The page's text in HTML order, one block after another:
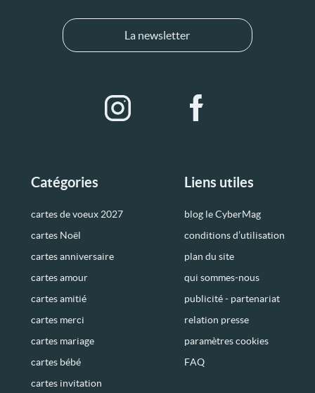
Catégories
cartes de voeux 2027
cartes Noël
cartes anniversaire
cartes amour
cartes amitié
cartes merci
cartes mariage
cartes bébé
cartes invitation
Liens utiles
blog le CyberMag
conditions d’utilisation
plan du site
qui sommes-nous
publicité - partenariat
relation presse
paramètres cookies
FAQ
La newsletter